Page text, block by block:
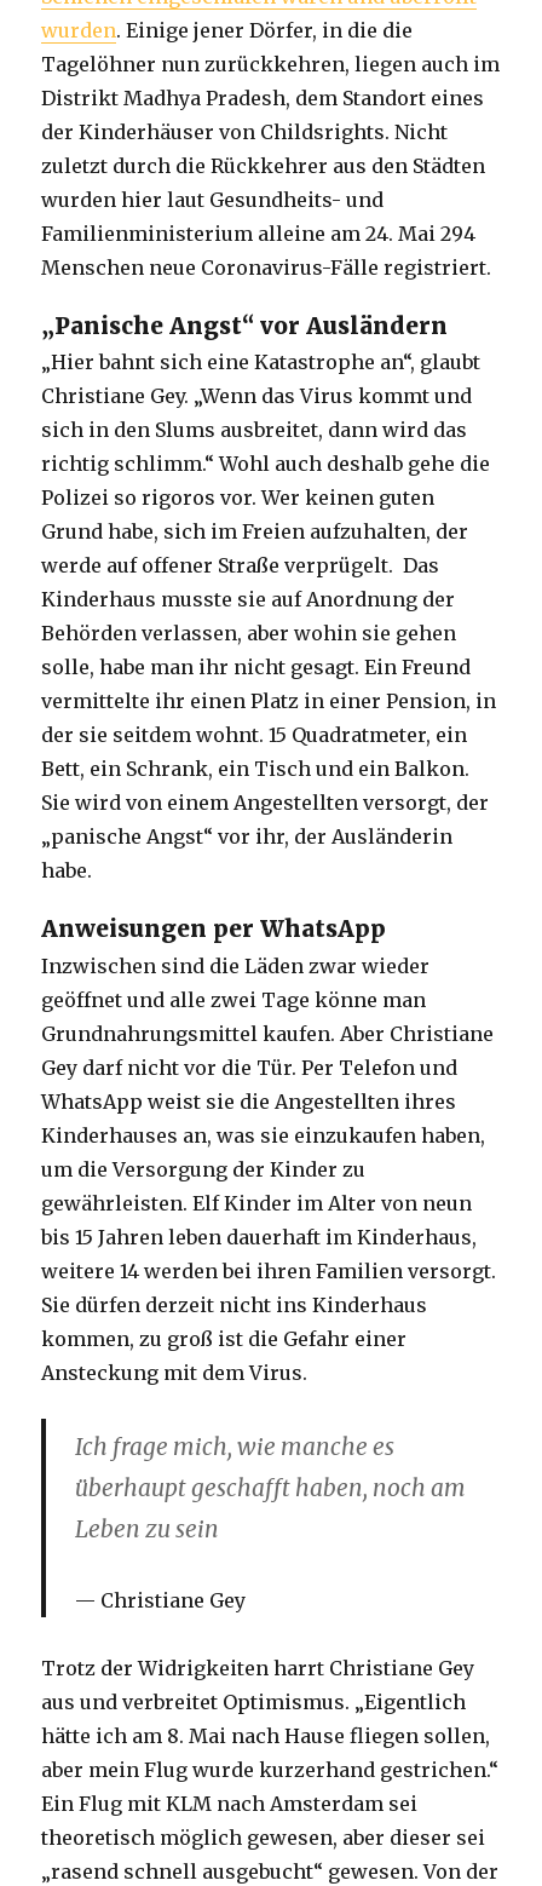
wurden. Einige jener Dörfer, in die die
Tagelöhner nun zurückkehren, liegen auch im
Distrikt Madhya Pradesh, dem Standort eines
der Kinderhäuser von Childsrights. Nicht
zuletzt durch die Rückkehrer aus den Städten
wurden hier laut Gesundheits- und
Familienministerium alleine am 24. Mai 294
Menschen neue Coronavirus-Fälle registriert.
„Panische Angst“ vor Ausländern
„Hier bahnt sich eine Katastrophe an“, glaubt
Christiane Gey. „Wenn das Virus kommt und
sich in den Slums ausbreitet, dann wird das
richtig schlimm.“ Wohl auch deshalb gehe die
Polizei so rigoros vor. Wer keinen guten
Grund habe, sich im Freien aufzuhalten, der
werde auf offener Straße verprügelt. Das
Kinderhaus musste sie auf Anordnung der
Behörden verlassen, aber wohin sie gehen
solle, habe man ihr nicht gesagt. Ein Freund
vermittelte ihr einen Platz in einer Pension, in
der sie seitdem wohnt. 15 Quadratmeter, ein
Bett, ein Schrank, ein Tisch und ein Balkon.
Sie wird von einem Angestellten versorgt, der
„panische Angst“ vor ihr, der Ausländerin
habe.
Anweisungen per WhatsApp
Inzwischen sind die Läden zwar wieder
geöffnet und alle zwei Tage könne man
Grundnahrungsmittel kaufen. Aber Christiane
Gey darf nicht vor die Tür. Per Telefon und
WhatsApp weist sie die Angestellten ihres
Kinderhauses an, was sie einzukaufen haben,
um die Versorgung der Kinder zu
gewährleisten. Elf Kinder im Alter von neun
bis 15 Jahren leben dauerhaft im Kinderhaus,
weitere 14 werden bei ihren Familien versorgt.
Sie dürfen derzeit nicht ins Kinderhaus
kommen, zu groß ist die Gefahr einer
Ansteckung mit dem Virus.
Ich frage mich, wie manche es
überhaupt geschafft haben, noch am
Leben zu sein
Christiane Gey
Trotz der Widrigkeiten harrt Christiane Gey
aus und verbreitet Optimismus. „Eigentlich
hätte ich am 8. Mai nach Hause fliegen sollen,
aber mein Flug wurde kurzerhand gestrichen.“
Ein Flug mit KLM nach Amsterdam sei
theoretisch möglich gewesen, aber dieser sei
„rasend schnell ausgebucht“ gewesen. Von der